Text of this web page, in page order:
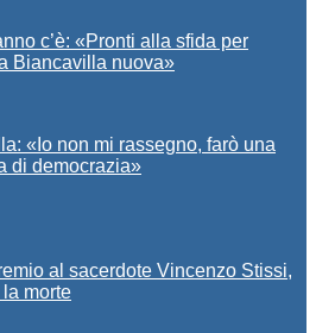
c’è: «Pronti alla sfida per
Biancavilla nuova»
«Io non mi rassegno, farò una
di democrazia»
al sacerdote Vincenzo Stissi,
morte